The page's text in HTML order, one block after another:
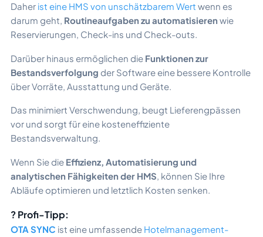
Daher ist eine HMS von unschätzbarem Wert wenn es
darum geht, Routineaufgaben zu automatisieren wie
Reservierungen, Check-ins und Check-outs.
Darüber hinaus ermöglichen die Funktionen zur
Bestandsverfolgung der Software eine bessere Kontrolle
über Vorräte, Ausstattung und Geräte.
Das minimiert Verschwendung, beugt Lieferengpässen
vor und sorgt für eine kosteneffiziente
Bestandsverwaltung.
Wenn Sie die Effizienz, Automatisierung und
analytischen Fähigkeiten der HMS , können Sie Ihre
Abläufe optimieren und letztlich Kosten senken.
? Profi-Tipp:
OTA SYNC ist eine umfassende Hotelmanagement-